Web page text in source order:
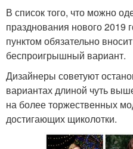
В список того, что можно
празднования нового
пунктом обязательно
беспроигрышный вариант.
Дизайнеры советуют
вариантах длиной чуть
на более торжественных
достигающих щиколотки.